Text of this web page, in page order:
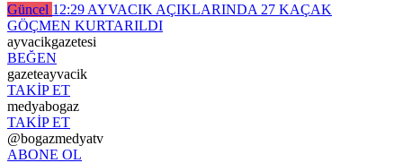
Güncel 12:29 AYVACIK AÇIKLARINDA 27 KAÇAK
GÖÇMEN KURTARILDI
ayvacikgazetesi
BEĞEN
gazeteayvacik
TAKİP ET
medyabogaz
TAKİP ET
@bogazmedyatv
ABONE OL